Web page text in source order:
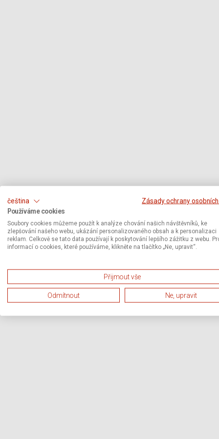
čeština
Zásady ochrany
Používáme cookies
Soubory cookies můžeme použít k analýze chování našich návštěvníků, ke
zlepšování našeho webu, ukázání personalizovaného obsah a k personalizaci
reklam. Celkově se tato data používají k poskytování lepšího zážitku z webu.
informací o cookies, které používáme, klikněte na tlačítko „Ne, upravit“.
Přijmout vše
Odmítnout Ne, upravit